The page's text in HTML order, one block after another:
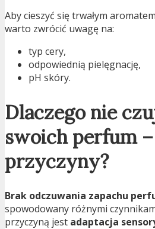
Aby cieszyć się trwałym
warto zwrócić uwagę na:
typ cery,
odpowiednią pielęgnację,
pH skóry.
Dlaczego nie
swoich perfum
przyczyny?
Brak odczuwania zapachu
spowodowany różnymi
przyczyną jest adaptacja